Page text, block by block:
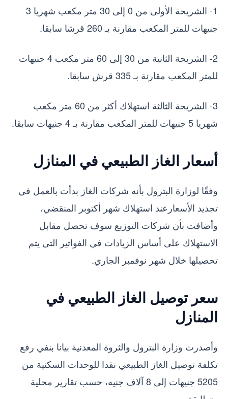
1- الشريحة الأولى من 0 إلى 30 متر مكعب شهريا 3
جنيهات للمتر المكعب مقارنة بـ 260 قرشا سابقا.
2- الشريحة الثانية من 30 إلى 60 متر مكعب 4 جنيهات
للمتر المكعب مقارنة بـ 335 قرش سابقا.
3- الشريحة الثالثة استهلاك أكثر من 60 متر مكعب
شهريا 5 جنيهات للمتر المكعب مقارنة بـ 4 جنيهات سابقا.
أسعار الغاز الطبيعي في المنازل
وفقًا لوزارة البترول بأنه شركات الغاز بدأت بالعمل في
تجديد الأسعارعند استهلاك شهر أكتوبر المنقضي،
وأضافت بأن شركات التوزيع سوف تحصل مقابل
الاستهلاك على أساس الزيادات في الفواتير التي يتم
تحصيلها خلال شهر نوفمبر الجاري.
سعر توصيل الغاز الطبيعي في
المنازل
وأصدرت وزارة البترول والثروة المعدنية بيانا بنفي رفع
تكلفة توصيل الغاز الطبيعي نقدا للوحدات السكنية من
5205 جنيهات إلى 8 آلاف جنيه، حسب تقارير محلية